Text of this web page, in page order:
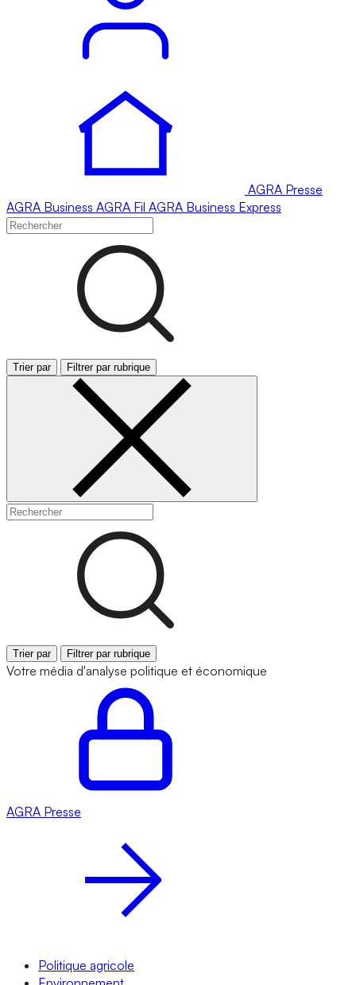
AGRA Presse
AGRA Business AGRA Fil AGRA Business Express
Trier par Filtrer par rubrique
Trier par Filtrer par rubrique
Votre média d'analyse politique et économique
AGRA Presse
Politique agricole